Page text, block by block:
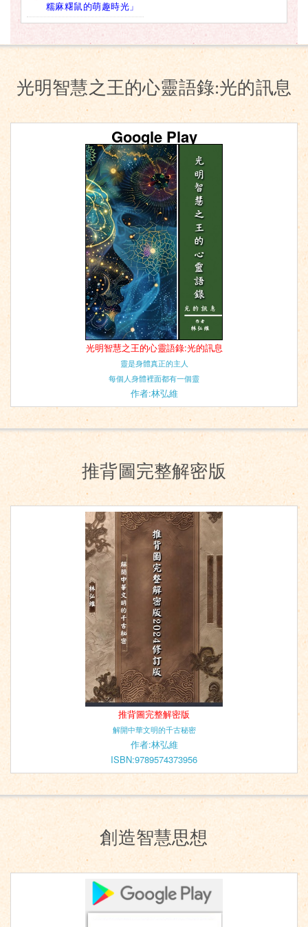
糯麻糬鼠的萌趣時光」
光明智慧之王的心靈語錄:光的訊息
Google Play
光明智慧之王的心靈語錄:光的訊息
靈是身體真正的主人
每個人身體裡面都有一個靈
作者:林弘維
推背圖完整解密版
推背圖完整解密版
解開中華文明的千古秘密
作者:林弘維
ISBN:9789574373956
創造智慧思想